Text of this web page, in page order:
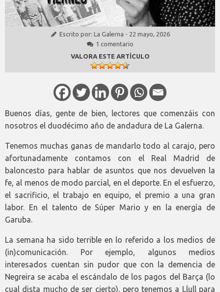
Escrito por: La Galerna - 22 mayo, 2026
1 comentario
VALORA ESTE ARTÍCULO
Buenos días, gente de bien, lectores que comenzáis con
nosotros el duodécimo año de andadura de La Galerna.
Tenemos muchas ganas de mandarlo todo al carajo, pero
afortunadamente contamos con el Real Madrid de
baloncesto para hablar de asuntos que nos devuelven la
fe, al menos de modo parcial, en el deporte. En el esfuerzo,
el sacrificio, el trabajo en equipo, el premio a una gran
labor. En el talento de Súper Mario y en la energía de
Garuba.
La semana ha sido terrible en lo referido a los medios de
(in)comunicación. Por ejemplo, algunos medios
interesados cuentan sin pudor que con la demencia de
Negreira se acaba el escándalo de los pagos del Barça (lo
cual dista mucho de ser cierto), pero tenemos a Llull para